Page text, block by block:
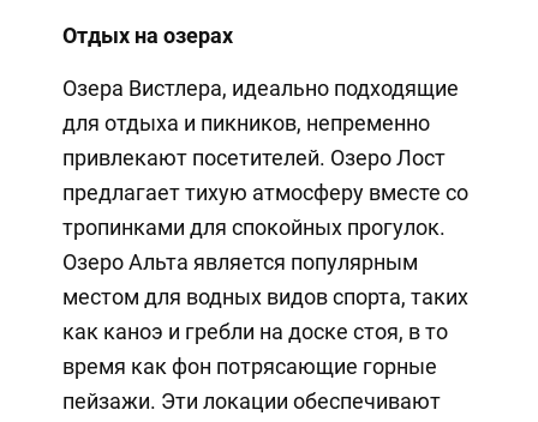
Отдых на озерах
Озера Вистлера, идеально подходящие
для отдыха и пикников, непременно
привлекают посетителей. Озеро Лост
предлагает тихую атмосферу вместе со
тропинками для спокойных прогулок.
Озеро Альта является популярным
местом для водных видов спорта, таких
как каноэ и гребли на доске стоя, в то
время как фон потрясающие горные
пейзажи. Эти локации обеспечивают